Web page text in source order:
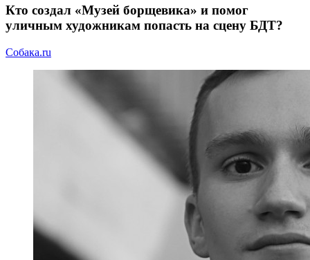
Кто создал «Музей борщевика» и помог
уличным художникам попасть на сцену БДТ?
Собака.ru